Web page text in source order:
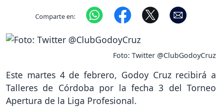
Comparte en:
Foto: Twitter @ClubGodoyCruz
Este martes 4 de febrero, Godoy Cruz recibirá a
Talleres de Córdoba por la fecha 3 del Torneo
Apertura de la Liga Profesional.